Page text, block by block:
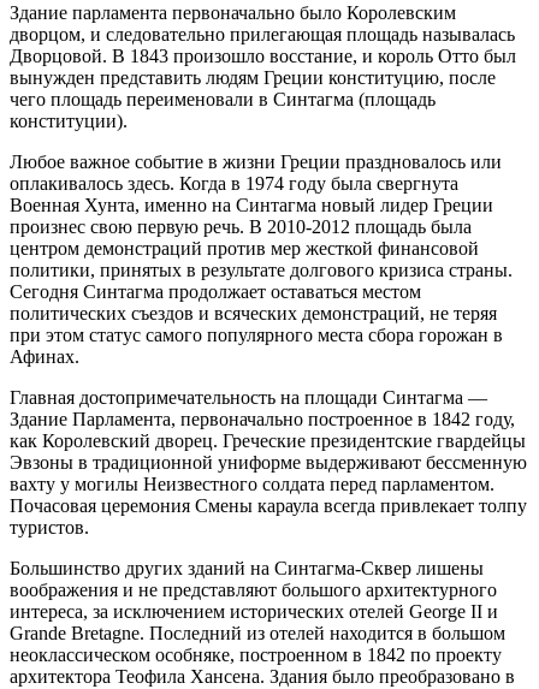
Здание парламента первоначально было Королевским
дворцом, и следовательно прилегающая площадь называлась
Дворцовой. В 1843 произошло восстание, и король Отто был
вынужден представить людям Греции конституцию, после
чего площадь переименовали в Синтагма (площадь
конституции).
Любое важное событие в жизни Греции праздновалось или
оплакивалось здесь. Когда в 1974 году была свергнута
Военная Хунта, именно на Синтагма новый лидер Греции
произнес свою первую речь. В 2010-2012 площадь была
центром демонстраций против мер жесткой финансовой
политики, принятых в результате долгового кризиса страны.
Сегодня Синтагма продолжает оставаться местом
политических съездов и всяческих демонстраций, не теряя
при этом статус самого популярного места сбора горожан в
Афинах.
Главная достопримечательность на площади Синтагма —
Здание Парламента, первоначально построенное в 1842 году,
как Королевский дворец. Греческие президентские гвардейцы
Эвзоны в традиционной униформе выдерживают бессменную
вахту у могилы Неизвестного солдата перед парламентом.
Почасовая церемония Смены караула всегда привлекает толпу
туристов.
Большинство других зданий на Синтагма-Сквер лишены
воображения и не представляют большого архитектурного
интереса, за исключением исторических отелей George II и
Grande Bretagne. Последний из отелей находится в большом
неоклассическом особняке, построенном в 1842 по проекту
архитектора Теофила Хансена. Здания было преобразовано в